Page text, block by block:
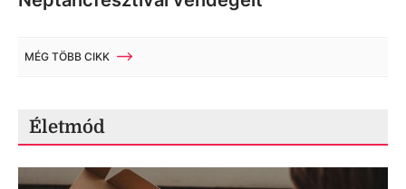
MÉG TÖBB CIKK
Életmód